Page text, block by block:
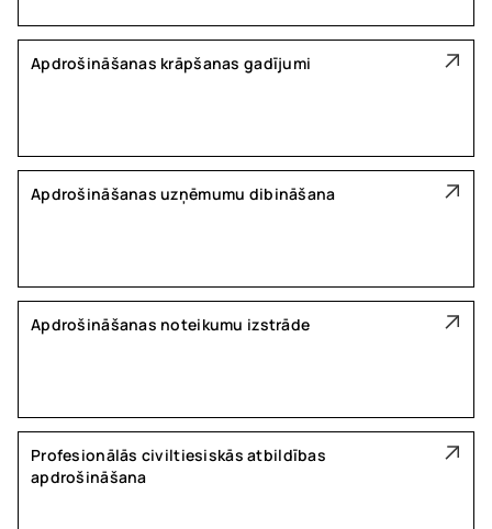
Apdrošināšanas krāpšanas gadījumi
Apdrošināšanas uzņēmumu dibināšana
Apdrošināšanas noteikumu izstrāde
Profesionālās civiltiesiskās atbildības
apdrošināšana